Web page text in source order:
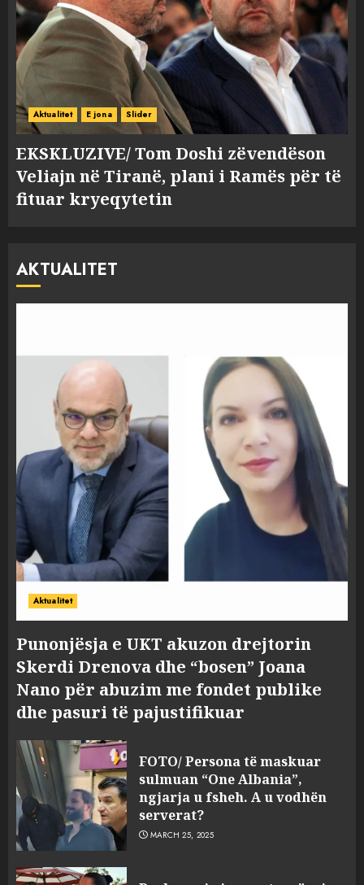
Aktualitet E jona Slider
EKSKLUZIVE/ Tom Doshi zëvendëson
Veliajn në Tiranë, plani i Ramës për të
fituar kryeqytetin
AKTUALITET
Aktualitet
Punonjësja e UKT akuzon drejtorin
Skerdi Drenova dhe “bosen” Joana
Nano për abuzim me fondet publike
dhe pasuri të pajustifikuar
FOTO/ Persona të maskuar
sulmuan “One Albania”,
ngjarja u fsheh. A u vodhën
serverat?
MARCH 25, 2025